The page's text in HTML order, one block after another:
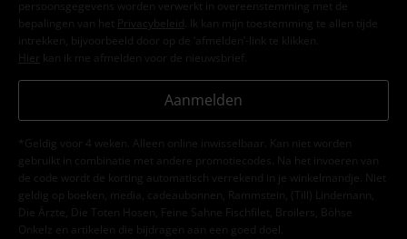
persoonsgegevens worden verwerkt in overeenstemming met de
bepalingen van het
Privacybeleid . Ik kan mijn toestemming te allen tijde
intrekken, bijvoorbeeld door op de ‘afmelden’-link te klikken.
Hier kan ik me afmelden voor de nieuwsbrief.
Aanmelden
*Geldig voor 4 weken. Alleen online inwisselbaar. Kan niet worden
gebruikt in combinatie met andere promotiecodes. Na het invoeren van
de code wordt de korting automatisch verrekend in je winkelmandje. Niet
geldig op boeken, media, cadeaubonnen, Rammstein, (Till) Lindemann,
Die Ärzte, Die Toten Hosen, Feine Sahne Fischfilet, Broilers, Böhse
Onkelz en artikelen die bijdragen aan een goed doel.